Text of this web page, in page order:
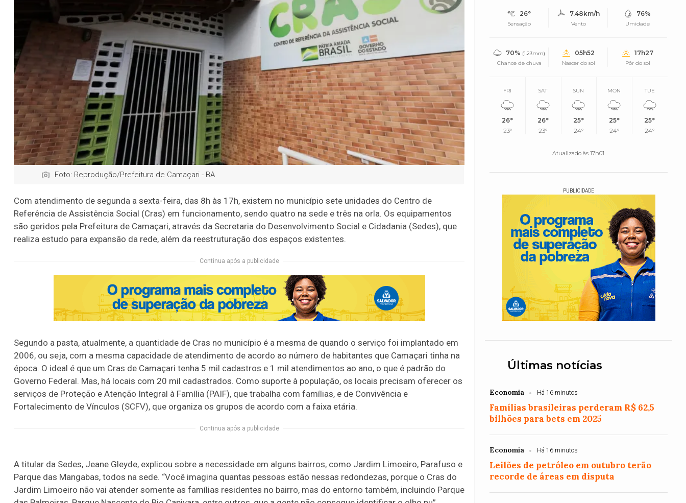
Foto: Reprodução/Prefeitura de Camaçari - BA
Com atendimento de segunda a sexta-feira, das 8h às 17h, existem no município sete unidades do Centro de
Referência de Assistência Social (Cras) em funcionamento, sendo quatro na sede e três na orla. Os equipamentos
são geridos pela Prefeitura de Camaçari, através da Secretaria do Desenvolvimento Social e Cidadania (Sedes), que
realiza estudo para expansão da rede, além da reestruturação dos espaços existentes.
Continua após a publicidade
Segundo a pasta, atualmente, a quantidade de Cras no município é a mesma de quando o serviço foi implantado em
2006, ou seja, com a mesma capacidade de atendimento de acordo ao número de habitantes que Camaçari tinha na
época. O ideal é que um Cras de Camaçari tenha 5 mil cadastros e 1 mil atendimentos ao ano, o que é padrão do
Governo Federal. Mas, há locais com 20 mil cadastrados. Como suporte à população, os locais precisam oferecer os
serviços de Proteção e Atenção Integral à Família (PAIF), que trabalha com famílias, e de Convivência e
Fortalecimento de Vínculos (SCFV), que organiza os grupos de acordo com a faixa etária.
Continua após a publicidade
A titular da Sedes, Jeane Gleyde, explicou sobre a necessidade em alguns bairros, como Jardim Limoeiro, Parafuso e
Parque das Mangabas, todos na sede. “Você imagina quantas pessoas estão nessas redondezas, porque o Cras do
Jardim Limoeiro não vai atender somente as famílias residentes no bairro, mas do entorno também, incluindo Parque
26°
Sensação
7.48km/h
Vento
76%
Umidade
70% (1.23mm)
Chance de chuva
05h52
Nascer do sol
17h27
Pôr do sol
FRI
26°
23°
SAT
26°
23°
SUN
25°
24°
MON
25°
24°
TUE
25°
24°
Atualizado às 17h01
PUBLICIDADE
Últimas notícias
Economia Há 16 minutos
Famílias brasileiras perderam R$ 62,5
bilhões para bets em 2025
Economia Há 16 minutos
Leilões de petróleo em outubro terão
recorde de áreas em disputa